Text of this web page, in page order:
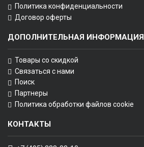
Политика конфиденциальности
Договор оферты
ДОПОЛНИТЕЛЬНАЯ ИНФОРМАЦИЯ
Товары со скидкой
Связаться с нами
Поиск
Партнеры
Политика обработки файлов cookie
КОНТАКТЫ